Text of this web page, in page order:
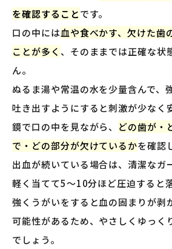
を確認することです。
口の中には血や食べかす、欠けた歯
ことが多く 、そのままでは正確な状
ん。
ぬるま湯や常温の水を少量含んで、
吐き出すようにすると刺激が少なく
鏡で口の中を見ながら、 どの歯が・
で・どの部分が欠けているかを確認
出血が続いている場合は、清潔なガ
軽く当てて5〜10分ほど圧迫すると
強くうがいをすると血の固まりが剥
可能性があるため、やさしくゆっく
でしょう。